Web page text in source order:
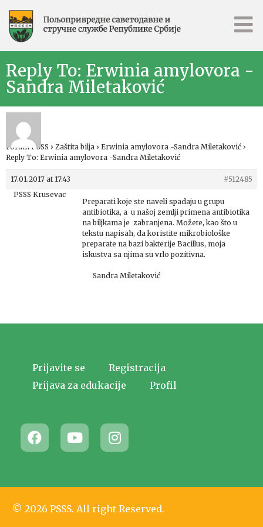
Reply To: Erwinia amylovora -
Sandra Miletaković
Forum PSSS › Zaštita bilja › Erwinia amylovora -Sandra Miletaković ›
Reply To: Erwinia amylovora -Sandra Miletaković
17.01.2017 at 17:43
#512485
PSSS Krusevac
Preparati koje ste naveli spadaju u grupu
antibiotika, a u našoj zemlji primena antibiotika
na biljkama je zabranjena. Možete, kao što u
tekstu napisah, da koristite mikrobiološke
preparate na bazi bakterije Bacillus, moja
iskustva sa njima su vrlo pozitivna.
Sandra Miletaković
Prijavite se
Registracija
Prijava za edukacije
Profil
© 2026 PSSS. All right Reserved.